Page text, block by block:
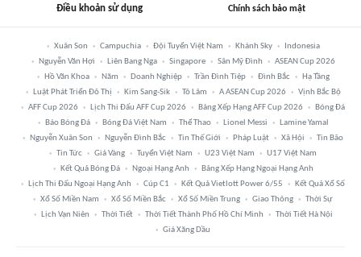
Điều khoản sử dụng Chính sách bảo mật
Xuân Son Campuchia Đội Tuyển Việt Nam Khánh Sky
Indonesia
Nguyễn Văn Hợi
Liên Bang Nga Singapore Sân Mỹ Đình
ASEAN Cup 2026
Hồ Văn Khoa
Năm Doanh Nghiệp Trần Đình Tiệp Đình Bắc
Hạ Tầng
Luật Phát Triển Đô Thị
Kim Sang-Sik Tô Lâm A ASEAN Cup 2026
Vịnh Bắc Bộ
AFF Cup 2026
Lịch Thi Đấu AFF Cup 2026 Bảng Xếp Hạng AFF Cup 2026
Bóng Đá
Báo Bóng Đá
Bóng Đá Việt Nam Thể Thao Lionel Messi
Lamine Yamal
Nguyễn Xuân Son
Nguyễn Đình Bắc Tin Thế Giới Pháp Luật Xã Hội
Tin Bão
Tin Tức
Giá Vàng Tuyển Việt Nam U23 Việt Nam
U17 Việt Nam
Kết Quả Bóng Đá
Ngoại Hạng Anh
Bảng Xếp Hạng Ngoại Hạng Anh
Lịch Thi Đấu Ngoại Hạng Anh
Cúp C1 Kết Quả Vietlott Power 6/55
Kết Quả Xổ Số
Xổ Số Miền Nam
Xổ Số Miền Bắc Xổ Số Miền Trung Giao Thông
Thời Sự
Lịch Vạn Niên
Thời Tiết Thời Tiết Thành Phố Hồ Chí Minh
Thời Tiết Hà Nội
Giá Xăng Dầu